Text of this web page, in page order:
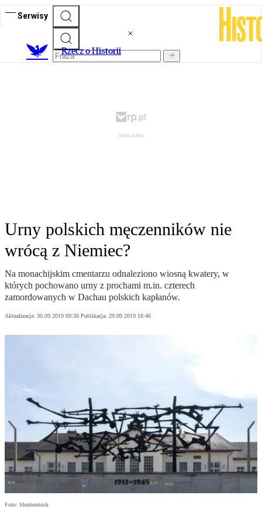
Serwisy
Rzecz o Historii
Urny polskich męczenników nie
wrócą z Niemiec?
Na monachijskim cmentarzu odnaleziono wiosną kwatery, w
których pochowano urny z prochami m.in. czterech
zamordowanych w Dachau polskich kapłanów.
Aktualizacja: 30.09.2019 09:30 Publikacja: 29.09.2019 18:46
Foto: Shutterstock